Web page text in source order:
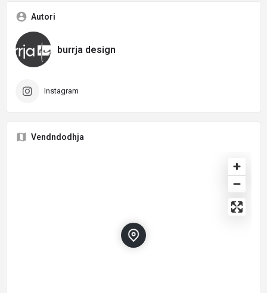
Autori
burrja design
Instagram
Vendndodhja